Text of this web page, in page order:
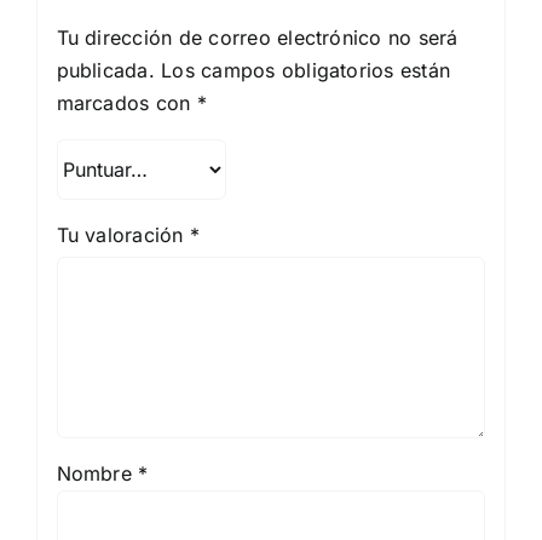
Tu dirección de correo electrónico no será
publicada. Los campos obligatorios están
marcados con *
Tu valoración *
Nombre *